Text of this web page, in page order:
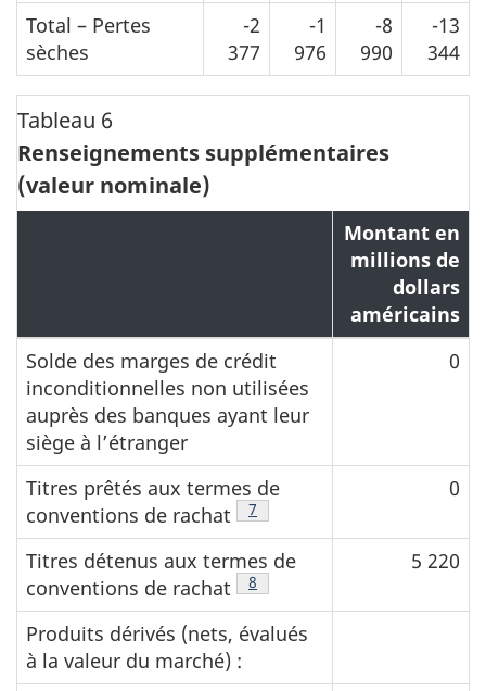
Total – Pertes
sèches
-2
377
-1
976
-8
990
-13
344
Tableau 6
Renseignements supplémentaires
(valeur nominale)
Montant en
millions de
dollars
américains
Solde des marges de crédit
inconditionnelles non utilisées
auprès des banques ayant leur
siège à l’étranger
0
Titres prêtés aux termes de
conventions de rachat
Note de bas de page
7
0
Titres détenus aux termes de
conventions de rachat
Note de bas de page
8
5 220
Produits dérivés (nets, évalués
à la valeur du marché) :